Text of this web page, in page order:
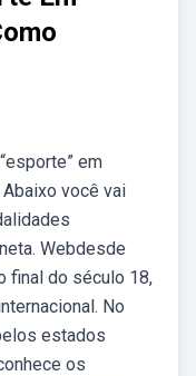
em
você vai
Webdesde
final do século 18,
No
estados
os